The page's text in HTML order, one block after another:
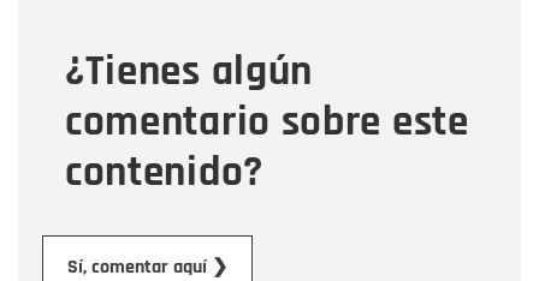
¿Tienes algún
comentario sobre este
contenido?
Sí, comentar aquí ❯
Mensaje